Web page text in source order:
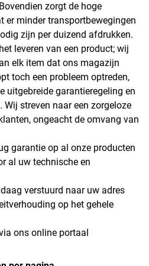
zorgt de hoge
er minder transportbewegingen
zijn per duizend afdrukken.
leveren van een product; wij
elk item dat ons magazijn
toch een probleem optreden,
uitgebreide garantieregeling en
streven naar een zorgeloze
ongeacht de omvang van
garantie op al onze producten
al uw technische en
verstuurd naar uw adres
op het gehele
ons online portaal